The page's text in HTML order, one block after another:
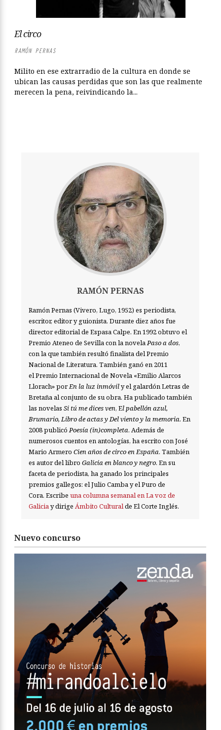
El circo
RAMÓN PERNAS
Milito en ese extrarradio de la cultura en donde se
ubican las causas perdidas que son las que realmente
merecen la pena, reivindicando la...
RAMÓN PERNAS
Ramón Pernas (Vivero, Lugo, 1952) es periodista,
escritor, editor y guionista. Durante diez años fue
director editorial de Espasa Calpe. En 1992 obtuvo el
Premio Ateneo de Sevilla con la novela Paso a dos,
con la que también resultó finalista del Premio
Nacional de Literatura. También ganó en 2011
el Premio Internacional de Novela «Emilio Alarcos
Llorach» porEn la luz inmóvily el galardón Letras de
Bretaña al conjunto de su obra. Ha publicado también
las novelas Si tú me dices ven, El pabellón azul,
Brumario, Libro de actas y Del viento y la memoria. En
2008 publicó Poesía (in)completa. Además de
numerosos cuentos en antologías, ha escrito con José
Mario Armero Cien años de circo en España. También
es autor del libro Galicia en blanco y negro. En su
faceta de periodista, ha ganado los principales
premios gallegos: el Julio Camba y el Puro de
Cora. Escribe una columna semanal en La voz de
Galicia y dirige Ámbito Culturalde El Corte Inglés.
Nuevo concurso